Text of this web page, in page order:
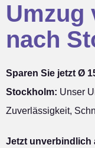
Umzug
nach
Sparen Sie jetzt Ø
Stockholm: Unser
Zuverlässigkeit,
Jetzt unverbindlich